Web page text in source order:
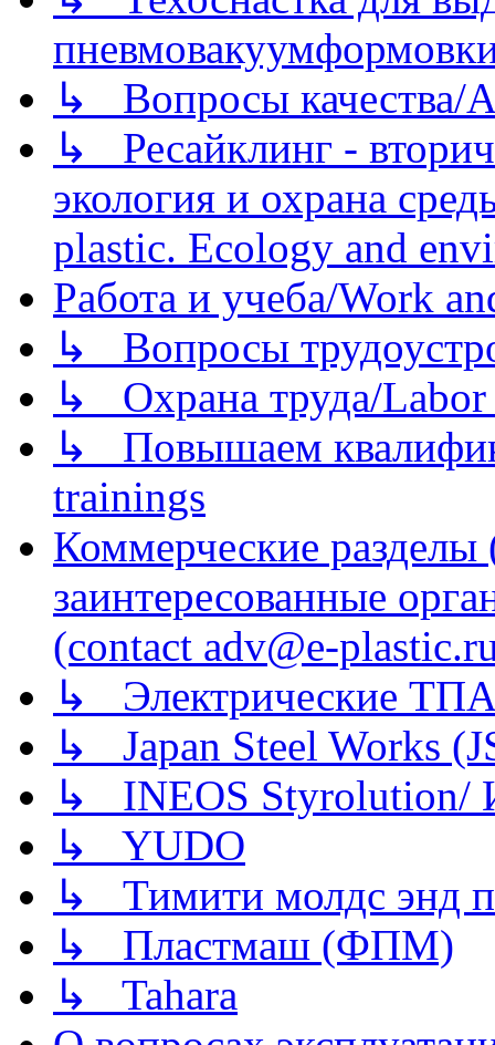
↳ Вопросы качества/
↳ Ресайклинг -
экология и охрана
plastic. Ecology and
Работа и учеба/Work
↳ Вопросы
↳ Охрана труда/Labor
↳ Повышаем
trainings
Коммерческие
заинтересованные
(contact adv@e-
↳ Электрические
↳ Japan Steel Works
↳ INEOS
↳ YUDO
↳ Тимити молдс энд
↳ Пластмаш (ФПМ)
↳ Tahara